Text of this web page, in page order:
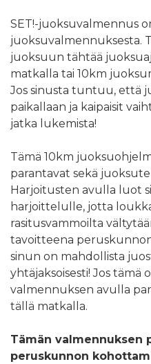
SET!-juoksuvalmennus
juoksuvalmennuksesta.
juoksuun tähtää
matkalla tai 10km
Jos sinusta tuntuu, että
paikallaan ja kaipaisit
jatka lukemista!
Tämä 10km
parantavat sekä
Harjoitusten avulla luot
harjoittelulle, jotta
rasitusvammoilta
tavoitteena
sinun on mahdollista
yhtäjaksoisesti! Jos tämä
valmennuksen avulla
tällä matkalla.
Tämän valmennuksen
peruskunnon